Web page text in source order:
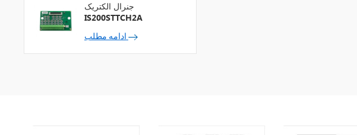
جنرال الکتریک
IS200STTCH2A